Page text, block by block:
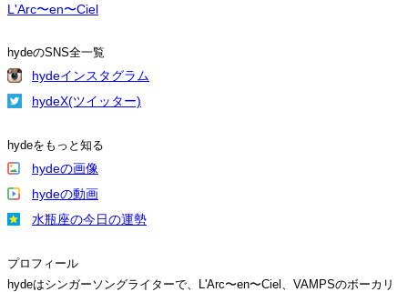
L'Arc〜en〜Ciel
hydeのSNS全一覧
hydeインスタグラム
hydeX(ツイッター)
hydeをもっと知る
hydeの画像
hydeの動画
水瓶座の今日の運勢
プロフィール
hydeはシンガーソングライターで、L'Arc〜en〜Ciel、VAMPSのボーカリ